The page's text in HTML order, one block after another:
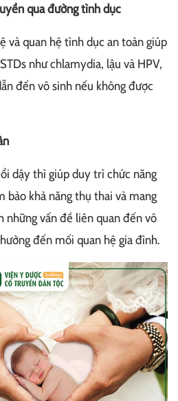
qua đường tình dục
và quan hệ tình dục an toàn giúp
như chlamydia, lậu và HPV,
đến vô sinh nếu không được
dậy thì giúp duy trì chức năng
bảo khả năng thụ thai và mang
những vấn đề liên quan đến vô
đến mối quan hệ gia đình.